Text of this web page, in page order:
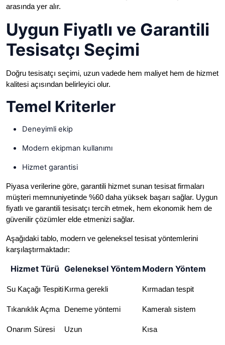
arasında yer alır.
Uygun Fiyatlı ve Garantili
Tesisatçı Seçimi
Doğru tesisatçı seçimi, uzun vadede hem maliyet hem de hizmet
kalitesi açısından belirleyici olur.
Temel Kriterler
Deneyimli ekip
Modern ekipman kullanımı
Hizmet garantisi
Piyasa verilerine göre, garantili hizmet sunan tesisat firmaları
müşteri memnuniyetinde %60 daha yüksek başarı sağlar. Uygun
fiyatlı ve garantili tesisatçı tercih etmek, hem ekonomik hem de
güvenilir çözümler elde etmenizi sağlar.
Aşağıdaki tablo, modern ve geleneksel tesisat yöntemlerini
karşılaştırmaktadır:
Hizmet Türü Geleneksel Yöntem Modern Yöntem
Su Kaçağı Tespiti Kırma gerekli Kırmadan tespit
Tıkanıklık Açma Deneme yöntemi Kameralı sistem
Onarım Süresi Uzun Kısa